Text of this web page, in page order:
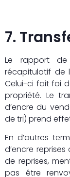
7.
Le rapport
récapitulatif de
Celui-ci fait foi
propriété. Le
d’encre du
de tri) prend
En d’autres
d’encre
de reprises,
pas être